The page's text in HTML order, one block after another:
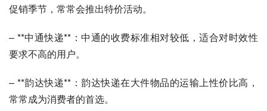
促销季节，常常会推出特价活动。
– **中通快递**：中通的收费标准相对较低，适合对时效性
要求不高的用户。
– **韵达快递**：韵达快递在大件物品的运输上性价比高，
常常成为消费者的首选。